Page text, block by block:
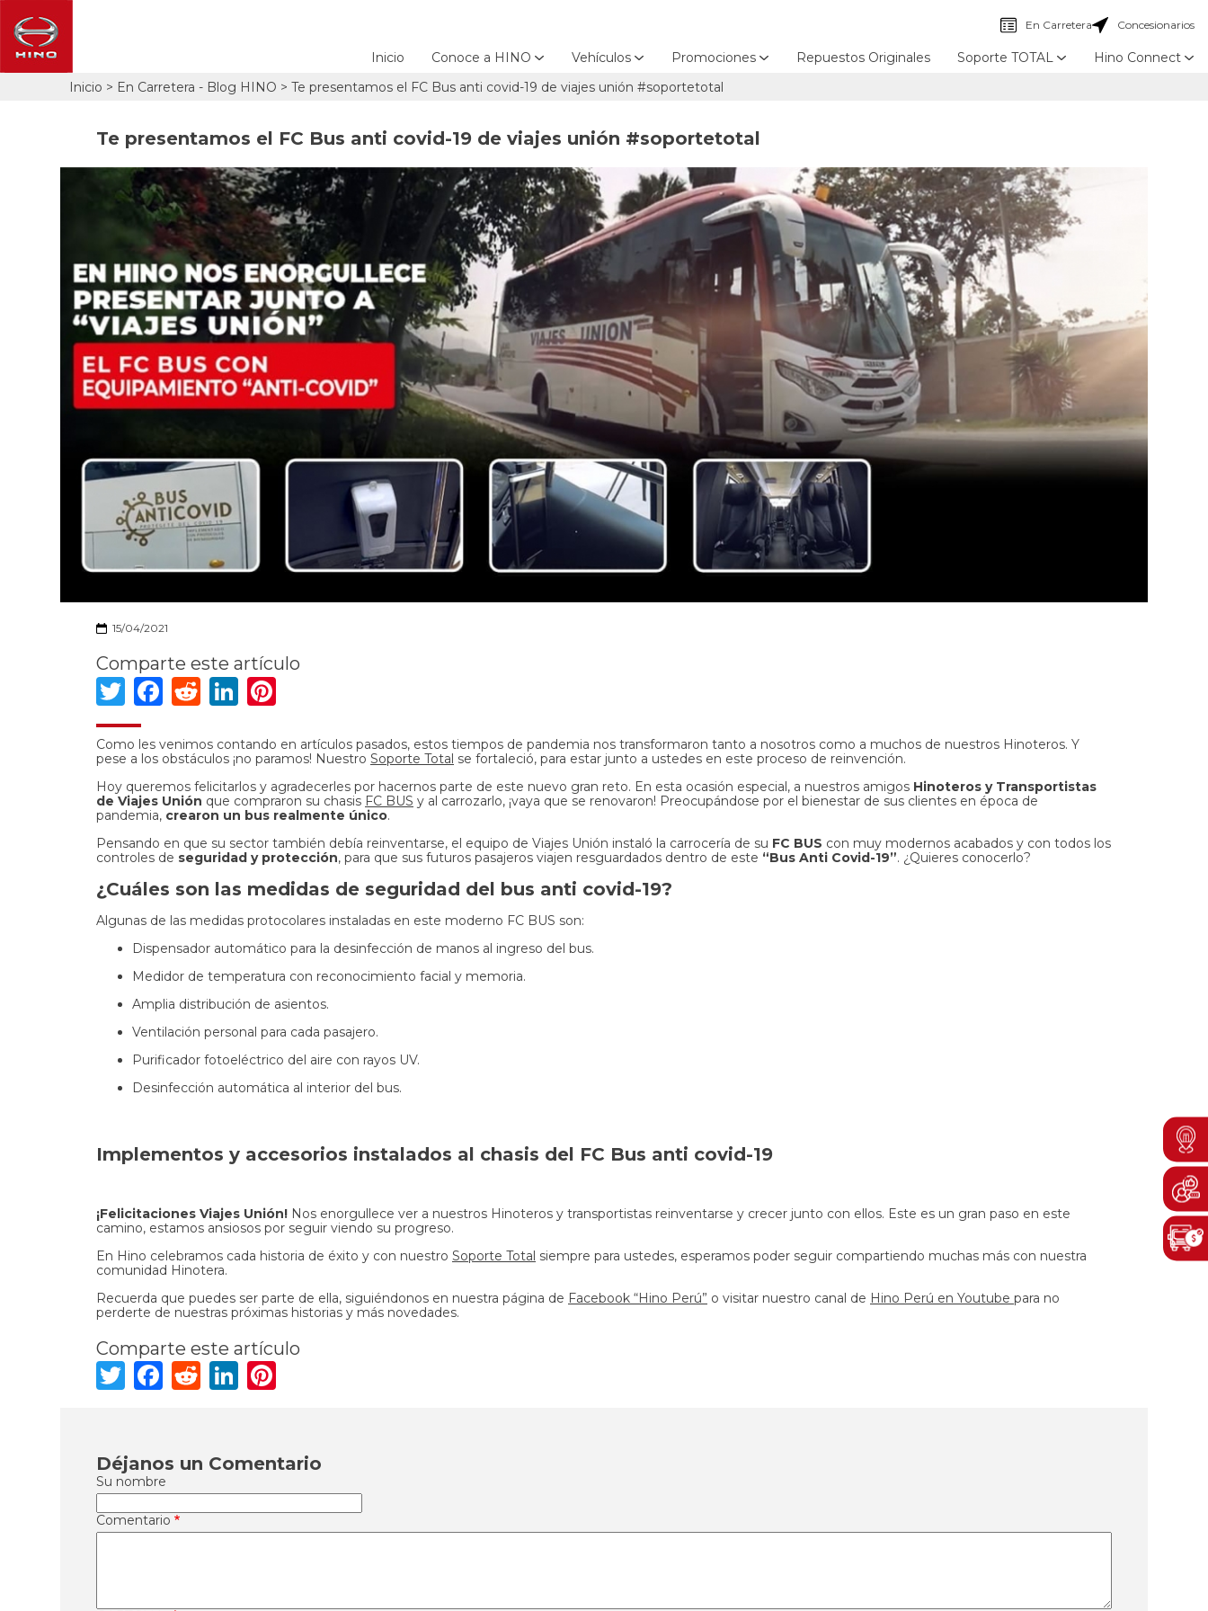
En Carretera Concesionarios
Inicio Conoce a HINO Vehículos Promociones Repuestos Originales Soporte TOTAL Hino Connect
Sobrescribir
navegación
Inicio En Carretera - Blog HINO Te presentamos el FC Bus anti covid-19 de viajes unión #soportetotal
Te presentamos el FC Bus anti covid-19 de viajes unión #soportetotal
15/04/2021
Comparte este artículo
Twitter
Facebook
RedditLinkedIn
Como les venimos contando en artículos pasados, estos tiempos de pandemia nos transformaron tanto a nosotros como a muchos de nuestros Hinoteros. Y
pese a los obstáculos ¡no paramos! Nuestro Soporte Total se fortaleció, para estar junto a ustedes en este proceso de reinvención.
Hoy queremos felicitarlos y agradecerles por hacernos parte de este nuevo gran reto. En esta ocasión especial, a nuestros amigos Hinoteros y Transportistas
de Viajes Unión que compraron su chasis FC BUS y al carrozarlo, ¡vaya que se renovaron! Preocupándose por el bienestar de sus clientes en época de
pandemia, crearon un bus realmente único.
Pensando en que su sector también debía reinventarse, el equipo de Viajes Unión instaló la carrocería de su FC BUS con muy modernos acabados y con todos los
controles de seguridad y protección, para que sus futuros pasajeros viajen resguardados dentro de este “Bus Anti Covid-19”. ¿Quieres conocerlo?
¿Cuáles son las medidas de seguridad del bus anti covid-19?
Algunas de las medidas protocolares instaladas en este moderno FC BUS son:
Dispensador automático para la desinfección de manos al ingreso del bus.
Medidor de temperatura con reconocimiento facial y memoria.
Amplia distribución de asientos.
Ventilación personal para cada pasajero.
Purificador fotoeléctrico del aire con rayos UV.
Desinfección automática al interior del bus.
Implementos y accesorios instalados al chasis del FC Bus anti covid-19
¡Felicitaciones Viajes Unión! Nos enorgullece ver a nuestros Hinoteros y transportistas reinventarse y crecer junto con ellos. Este es un gran paso en este
camino, estamos ansiosos por seguir viendo su progreso.
En Hino celebramos cada historia de éxito y con nuestro Soporte Total siempre para ustedes, esperamos poder seguir compartiendo muchas más con nuestra
comunidad Hinotera.
Recuerda que puedes ser parte de ella, siguiéndonos en nuestra página de Facebook “Hino Perú” o visitar nuestro canal de Hino Perú en Youtube para no
perderte de nuestras próximas historias y más novedades.
Comparte este artículo
Twitter
Facebook
RedditLinkedIn
Déjanos un Comentario
Su nombre
Comentario